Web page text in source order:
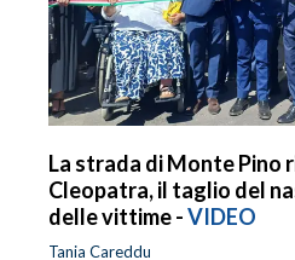
La strada di Monte Pino
Cleopatra, il taglio del
delle vittime -VIDEO
Tania Careddu